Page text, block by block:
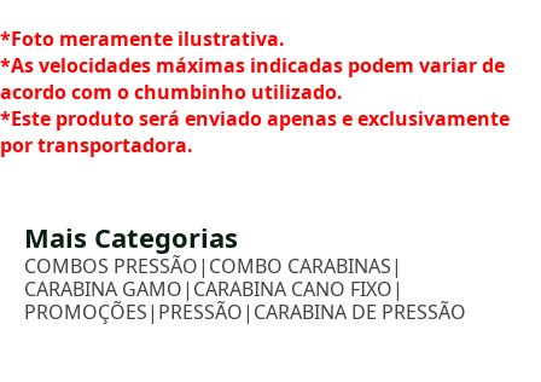
*Foto meramente ilustrativa.
*As velocidades máximas indicadas podem variar de
acordo com o chumbinho utilizado.
*Este produto será enviado apenas e exclusivamente
por transportadora.
Mais Categorias
COMBOS PRESSÃO| COMBO CARABINAS|
CARABINA GAMO| CARABINA CANO FIXO|
PROMOÇÕES| PRESSÃO| CARABINA DE PRESSÃO